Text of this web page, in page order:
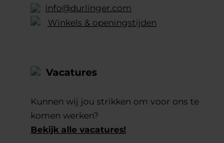
info@durlinger.com
Winkels & openingstijden
Vacatures
Kunnen wij jou strikken om voor ons te
komen werken?
Bekijk alle vacatures!